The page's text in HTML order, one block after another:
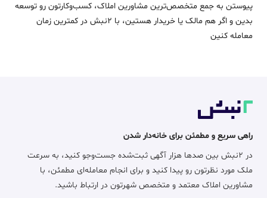
پیوستن به جمع متخصص‌ترین مشاورین املاک، کسب‌وکارتون رو توسعه
بدین و اگر هم مالک یا خریدار هستین، با 2نبش در کمترین زمان
معامله‌ کنین
راهی سریع و مطمئن برای خانه‌دار شدن
در ۲نبش بین صدها هزار آگهی ثبت‌شده جست‌وجو کنید، به سرعت
ملک مورد نظرتون رو پیدا کنید و برای انجام معامله‌ای مطمئن، با
مشاورین املاک معتمد و متخصص شهرتون در ارتباط باشید.